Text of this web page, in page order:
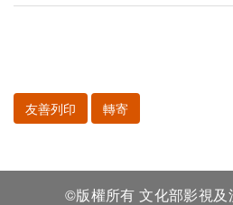
友善列印 轉寄
©版權所有 文化部影視及